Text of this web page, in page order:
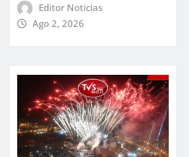
Editor Noticias
Ago 2, 2026